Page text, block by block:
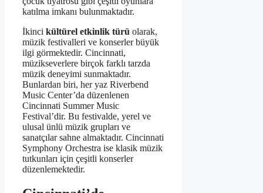
katılma imkanı bulunmaktadır.
İkinci kültürel etkinlik türü olarak,
müzik festivalleri ve konserler büyük
ilgi görmektedir. Cincinnati,
müzikseverlere birçok farklı tarzda
müzik deneyimi sunmaktadır.
Bunlardan biri, her yaz Riverbend
Music Center’da düzenlenen
Cincinnati Summer Music
Festival’dir. Bu festivalde, yerel ve
ulusal ünlü müzik grupları ve
sanatçılar sahne almaktadır. Cincinnati
Symphony Orchestra ise klasik müzik
tutkunları için çeşitli konserler
düzenlemektedir.